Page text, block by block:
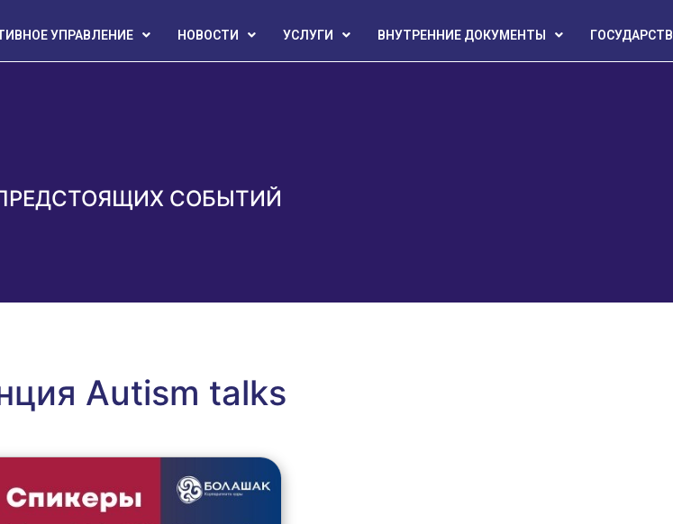
УПРАВЛЕНИЕ НОВОСТИ УСЛУГИ ВНУТРЕННИЕ ДОКУМЕНТЫ
СОБЫТИЙ
Autism talks